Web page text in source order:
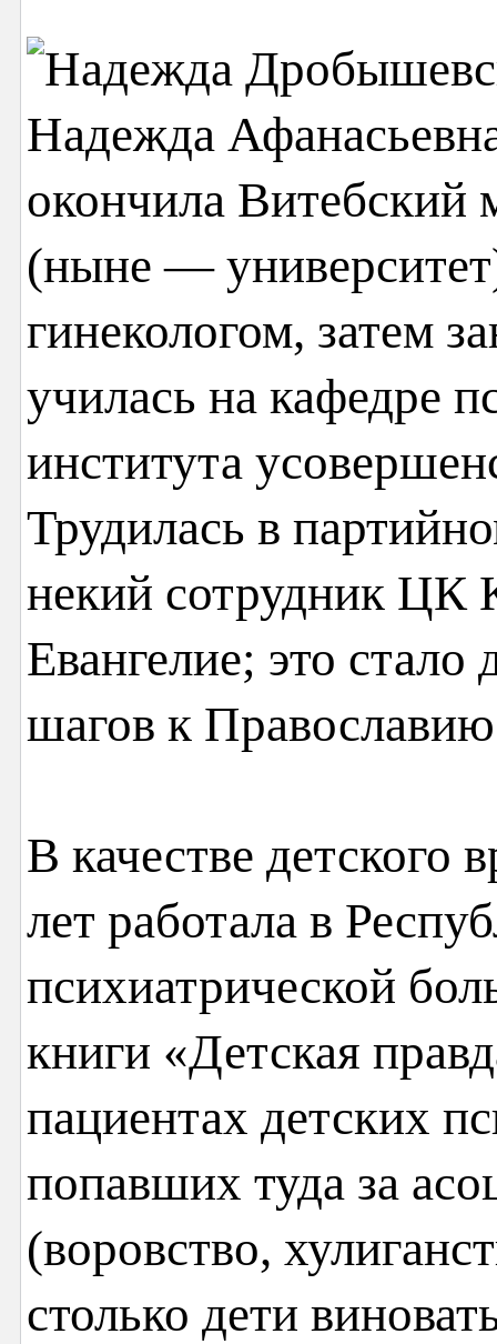
Надежда
окончила Витебский
(ныне —
гинекологом, затем
училась на кафедре
института
Трудилась в
некий сотрудник
Евангелие; это
шагов к
В качестве детского
лет работала в
психиатрической
книги «Детская
пациентах детских
попавших туда за
(воровство,
столько дети